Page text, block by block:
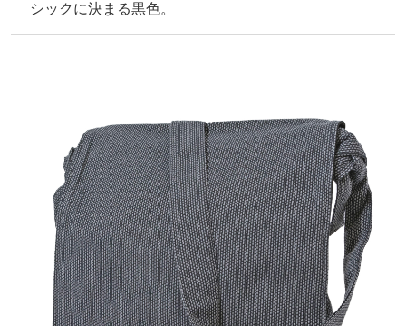
シックに決まる黒色。